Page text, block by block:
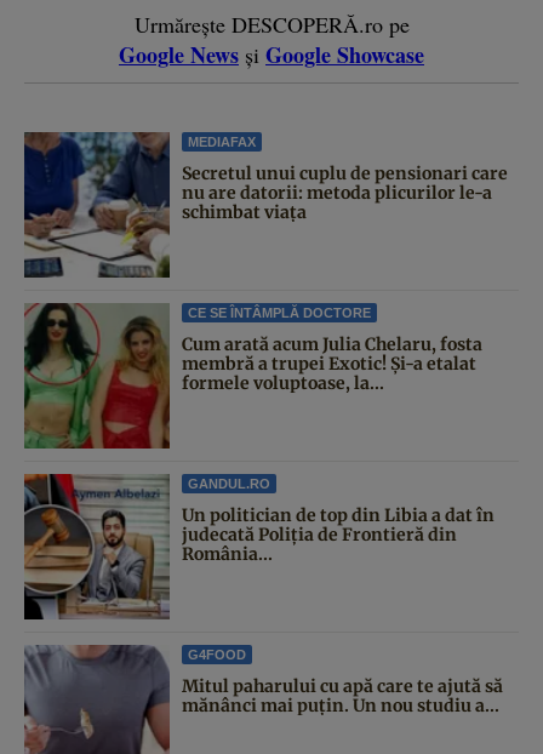
Urmărește DESCOPERĂ.ro pe
Google News și Google Showcase
MEDIAFAX
Secretul unui cuplu de pensionari care
nu are datorii: metoda plicurilor le-a
schimbat viața
CE SE ÎNTÂMPLĂ DOCTORE
Cum arată acum Julia Chelaru, fosta
membră a trupei Exotic! Și-a etalat
formele voluptoase, la...
GANDUL.RO
Un politician de top din Libia a dat în
judecată Poliția de Frontieră din
România...
G4FOOD
Mitul paharului cu apă care te ajută să
mănânci mai puțin. Un nou studiu a...